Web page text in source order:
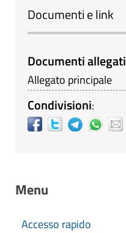
Documenti e link
Documenti allegati
Allegato principale
Condivisioni:
Menu
Accesso rapido